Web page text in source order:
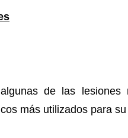
de las
más utilizados para